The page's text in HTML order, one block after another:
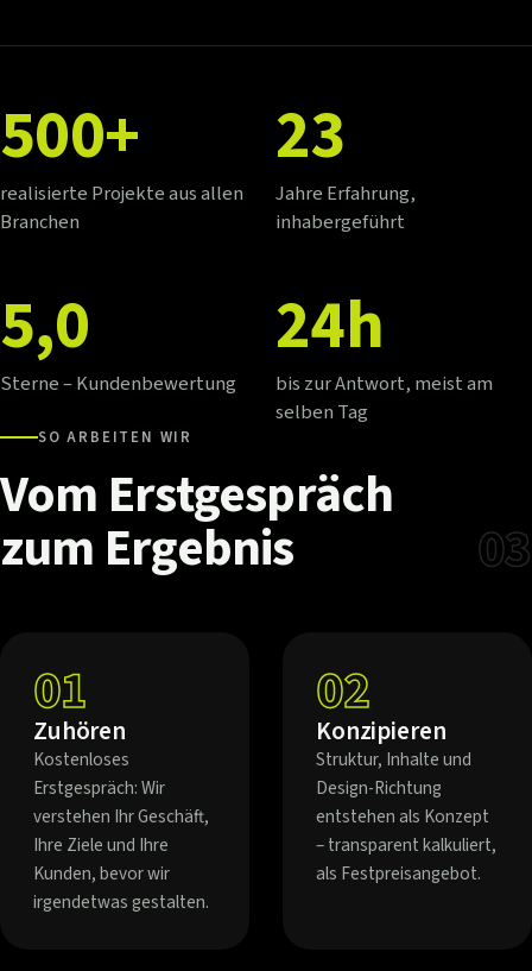
500+
realisierte Projekte aus allen
Branchen
23
Jahre Erfahrung,
inhabergeführt
5,0
Sterne – Kundenbewertung
24h
bis zur Antwort, meist am
selben Tag
SO ARBEITEN WIR
Vom Erstgespräch
zum Ergebnis
03
01
Zuhören
Kostenloses
Erstgespräch: Wir
verstehen Ihr Geschäft,
Ihre Ziele und Ihre
Kunden, bevor wir
irgendetwas gestalten.
02
Konzipieren
Struktur, Inhalte und
Design-Richtung
entstehen als Konzept
– transparent kalkuliert,
als Festpreisangebot.